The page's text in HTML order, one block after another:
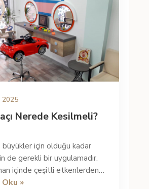
2025
Nerede Kesilmeli?
büyükler için olduğu kadar
de gerekli bir uygulamadır.
içinde çeşitli etkenlerden
ve deforme ...
Oku »